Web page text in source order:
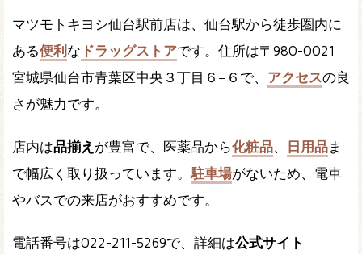
マツモトキヨシ仙台駅前店は、仙台駅から徒歩圏内に
ある便利 な ドラッグストアです。住所は〒980-0021
宮城県仙台市青葉区中央３丁目６−６で、 アクセスの良
さが魅力です。
店内は品揃え が豊富で、医薬品から化粧品、 日用品ま
で幅広く取り扱っています。駐車場がないため、電車
やバスでの来店がおすすめです。
電話番号は022-211-5269で、詳細は公式サイト